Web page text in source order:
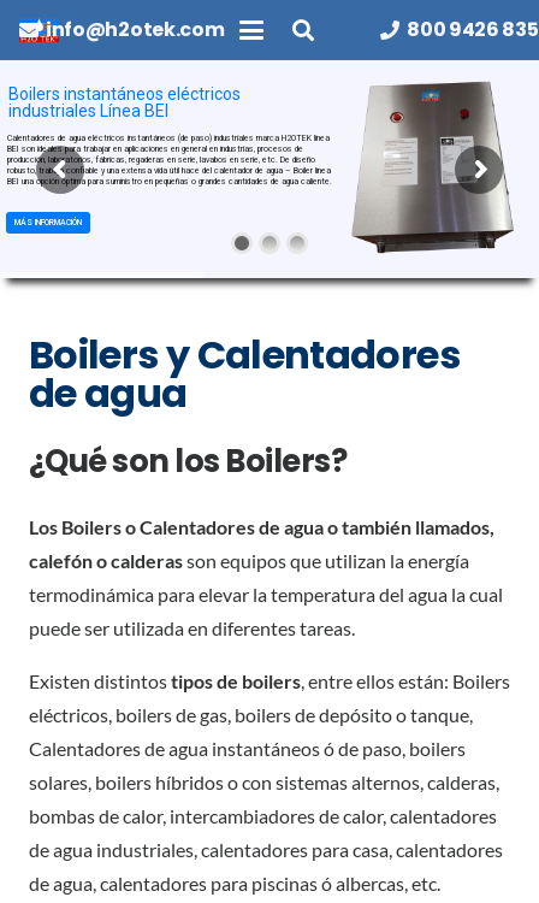
info@h2otek.com 800 9426 835
Boilers instantáneos eléctricos
industriales Línea BEI
Calentadores de agua eléctricos instantáneos (de paso) industriales marca H2OTEK línea
BEI son ideales para trabajar en aplicaciones en general en industrias, procesos de
producción, laboratorios, fábricas, regaderas en serie, lavabos en serie, etc. De diseño
robusto, trabajo confiable y una extensa vida útil hace del calentador de agua – Boiler línea
BEI una opción óptima para suministro en pequeñas o grandes cantidades de agua caliente.
MÁS INFORMACIÓN
Boilers y Calentadores
de agua
¿Qué son los Boilers?
Los Boilers o Calentadores de agua o también llamados,
calefón o calderasson equipos que utilizan la energía
termodinámica para elevar la temperatura del agua la cual
puede ser utilizada en diferentes tareas.
Existen distintostipos de boilers, entre ellos están: Boilers
eléctricos, boilers de gas, boilers de depósito o tanque,
Calentadores de agua instantáneos ó de paso, boilers
solares, boilers híbridos o con sistemas alternos, calderas,
bombas de calor, intercambiadores de calor, calentadores
de agua industriales, calentadores para casa, calentadores
de agua, calentadores para piscinas ó albercas, etc.